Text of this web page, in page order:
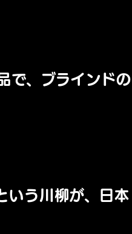
で、ブラインドの
う川柳が、日本